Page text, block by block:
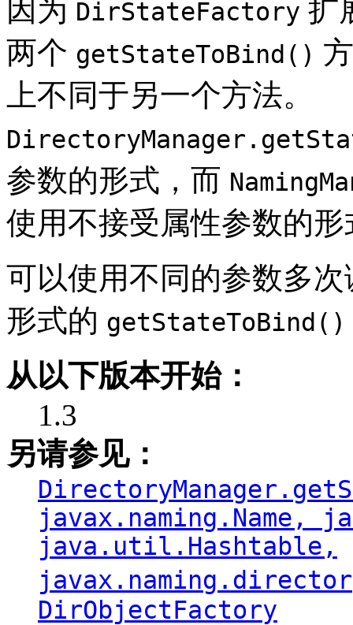
因为 DirStateFactory 扩
两个 getStateToBind()
上不同于另一个方法。
参数的形式，而
使用不接受属性参数的形
可以使用不同的参数多次
形式的 getStateToBind()
从以下版本开始：
1.3
另请参见：
javax.naming.Name,
java.util.Hashtable ,
DirObjectFactory